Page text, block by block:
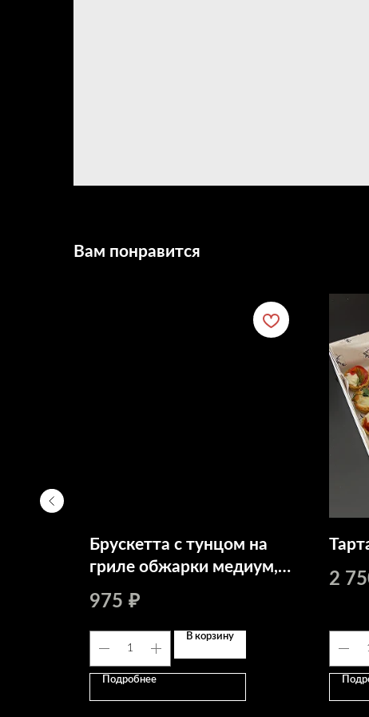
Вам понравится
Брускетта с тунцом на
гриле обжарки медиум,
кремом чиз, томатами
черри
975 ₽
В корзину
Подробнее
2